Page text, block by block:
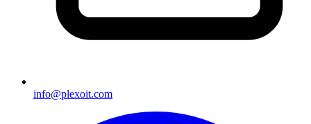
info@plexoit.com